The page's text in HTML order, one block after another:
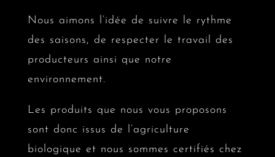
Nous aimons l’idée de suivre le rythme
des saisons, de respecter le travail des
producteurs ainsi que notre
environnement.
Les produits que nous vous proposons
sont donc issus de l’agriculture
biologique et nous sommes certifiés chez